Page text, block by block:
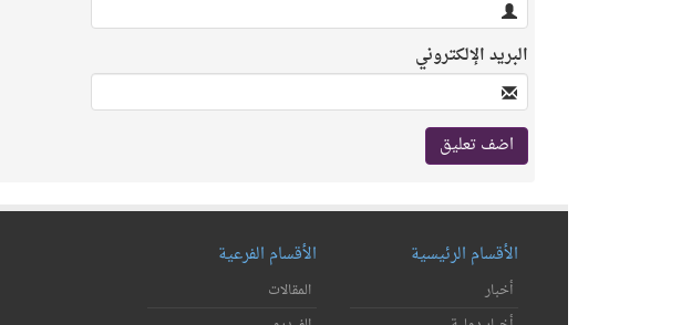
البريد الإلكتروني
الأقسام الرئيسية
أخبار
الأقسام الفرعية
المقالات